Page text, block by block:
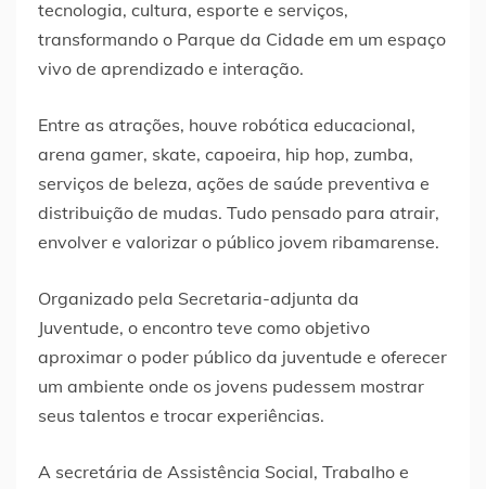
tecnologia, cultura, esporte e serviços,
transformando o Parque da Cidade em um espaço
vivo de aprendizado e interação.
Entre as atrações, houve robótica educacional,
arena gamer, skate, capoeira, hip hop, zumba,
serviços de beleza, ações de saúde preventiva e
distribuição de mudas. Tudo pensado para atrair,
envolver e valorizar o público jovem ribamarense.
Organizado pela Secretaria-adjunta da
Juventude, o encontro teve como objetivo
aproximar o poder público da juventude e oferecer
um ambiente onde os jovens pudessem mostrar
seus talentos e trocar experiências.
A secretária de Assistência Social, Trabalho e